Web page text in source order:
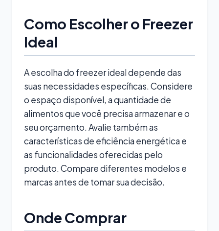
Como Escolher o Freezer
Ideal
A escolha do freezer ideal depende das
suas necessidades específicas. Considere
o espaço disponível, a quantidade de
alimentos que você precisa armazenar e o
seu orçamento. Avalie também as
características de eficiência energética e
as funcionalidades oferecidas pelo
produto. Compare diferentes modelos e
marcas antes de tomar sua decisão.
Onde Comprar